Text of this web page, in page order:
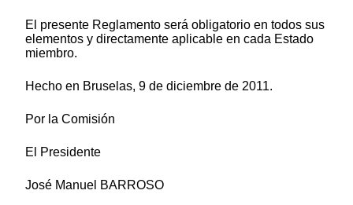
El presente Reglamento será obligatorio en todos sus
elementos y directamente aplicable en cada Estado
miembro.
Hecho en Bruselas, 9 de diciembre de 2011.
Por la Comisión
El Presidente
José Manuel BARROSO